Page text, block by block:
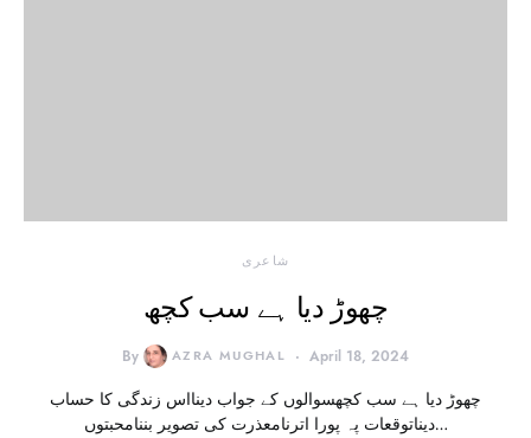
شاعری
چھوڑ دیا ہے سب کچھ
By AZRA MUGHAL April 18, 2024
چھوڑ دیا ہے سب کچھسوالوں کے جواب دینااس زندگی کا حساب
دیناتوقعات پہ پورا اترنامعذرت کی تصویر بننامحبتوں…